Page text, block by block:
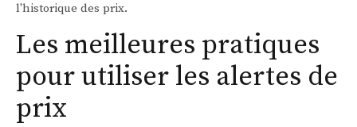
l'historique des prix.
Les meilleures pratiques
pour utiliser les alertes de
prix